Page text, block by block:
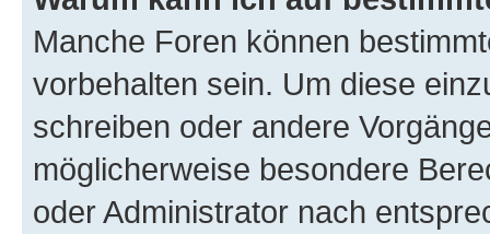
Manche Foren können
vorbehalten sein. Um diese
schreiben oder andere
möglicherweise besondere
oder Administrator nach